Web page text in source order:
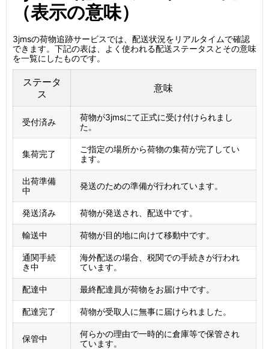
（表示の意味）
3jmsの荷物追跡サービスでは、配送状況をリアルタイムで確認
できます。下記の表は、よく使われる配送ステータスとその意味
を一覧にしたものです。
ステータ
ス
意味
受付済み
荷物が3jmsにて正式に受け付けられまし
た。
集荷完了
ご指定の場所から荷物の集荷が完了してい
ます。
出荷準備
中
発送のための準備が行われています。
発送済み 荷物が発送され、配送中です。
輸送中 荷物が目的地に向けて移動中です。
通関手続
き中
海外配送の場合、税関での手続きが行われ
ています。
配達中 最終配達員が荷物をお届け中です。
配達完了 荷物が受取人に無事に届けられました。
保管中
何らかの理由で一時的に倉庫等で保管され
ています。